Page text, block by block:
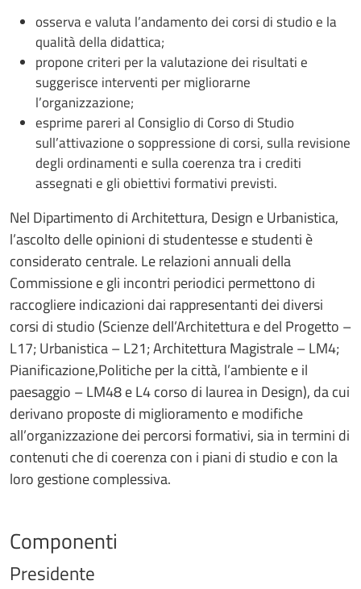
osserva e valuta l’andamento dei corsi di studio e la
qualità della didattica;
propone criteri per la valutazione dei risultati e
suggerisce interventi per migliorarne
l’organizzazione;
esprime pareri al Consiglio di Corso di Studio
sull’attivazione o soppressione di corsi, sulla revisione
degli ordinamenti e sulla coerenza tra i crediti
assegnati e gli obiettivi formativi previsti.
Nel Dipartimento di Architettura, Design e Urbanistica,
l’ascolto delle opinioni di studentesse e studenti è
considerato centrale. Le relazioni annuali della
Commissione e gli incontri periodici permettono di
raccogliere indicazioni dai rappresentanti dei diversi
corsi di studio (Scienze dell’Architettura e del Progetto –
L17; Urbanistica – L21; Architettura Magistrale – LM4;
Pianificazione,Politiche per la città, l’ambiente e il
paesaggio – LM48 e L4 corso di laurea in Design), da cui
derivano proposte di miglioramento e modifiche
all’organizzazione dei percorsi formativi, sia in termini di
contenuti che di coerenza con i piani di studio e con la
loro gestione complessiva.
Componenti
Presidente